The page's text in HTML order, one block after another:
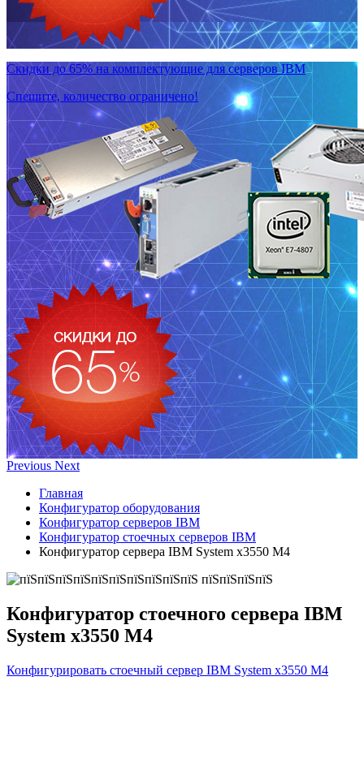
Скидки до 65% на комплектующие для серверов IBM
Спешите, количество ограничено!
Previous Next
Главная
Конфигуратор оборудования
Конфигуратор серверов IBM
Конфигуратор стоечных серверов IBM
Конфигуратор сервера IBM System x3550 M4
Конфигуратор стоечного сервера IBM
System x3550 M4
Конфигурировать стоечный сервер IBM System x3550 M4